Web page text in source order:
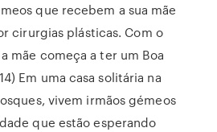
que recebem a sua mãe
cirurgias plásticas. Com o
mãe começa a ter um Boa
Em uma casa solitária na
vivem irmãos gémeos
que estão esperando